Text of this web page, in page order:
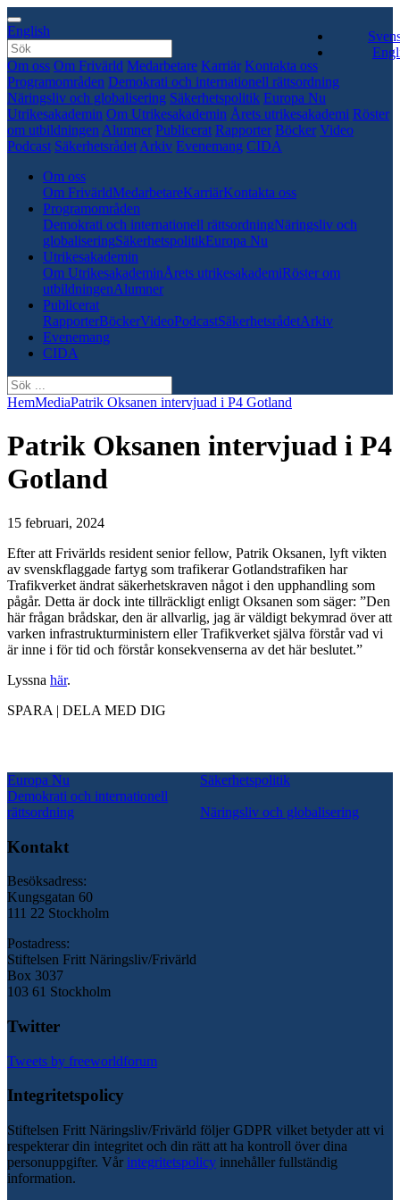
English
Om oss Om Frivärld Medarbetare Karriär Kontakta oss
Programområden Demokrati och internationell rättsordning
Näringsliv och globalisering Säkerhetspolitik Europa Nu
Utrikesakademin Om Utrikesakademin Årets utrikesakademi Röster
om utbildningen Alumner Publicerat Rapporter Böcker Video
Podcast Säkerhetsrådet Arkiv Evenemang CIDA
Om oss
Om FrivärldMedarbetareKarriärKontakta oss
Programområden
Demokrati och internationell rättsordningNäringsliv och
globaliseringSäkerhetspolitikEuropa Nu
Utrikesakademin
Om UtrikesakademinÅrets utrikesakademiRöster om
utbildningenAlumner
Publicerat
RapporterBöckerVideoPodcastSäkerhetsrådetArkiv
Evenemang
CIDA
HemMediaPatrik Oksanen intervjuad i P4 Gotland
Patrik Oksanen intervjuad i P4
Gotland
15 februari, 2024
Efter att Frivärlds resident senior fellow, Patrik Oksanen, lyft vikten
av svenskflaggade fartyg som trafikerar Gotlandstrafiken har
Trafikverket ändrat säkerhetskraven något i den upphandling som
pågår. Detta är dock inte tillräckligt enligt Oksanen som säger: ”Den
här frågan brådskar, den är allvarlig, jag är väldigt bekymrad över att
varken infrastrukturministern eller Trafikverket själva förstår vad vi
är inne i för tid och förstår konsekvenserna av det här beslutet.”
Lyssna här.
SPARA | DELA MED DIG
Europa Nu
Säkerhetspolitik
Demokrati och internationell
rättsordning
Näringsliv och globalisering
Kontakt
Besöksadress:
Kungsgatan 60
111 22 Stockholm
Postadress:
Stiftelsen Fritt Näringsliv/Frivärld
Box 3037
103 61 Stockholm
Twitter
Tweets by freeworldforum
Integritetspolicy
Stiftelsen Fritt Näringsliv/Frivärld följer GDPR vilket betyder att vi
respekterar din integritet och din rätt att ha kontroll över dina
personuppgifter. Vår integritetspolicy innehåller fullständig
information.